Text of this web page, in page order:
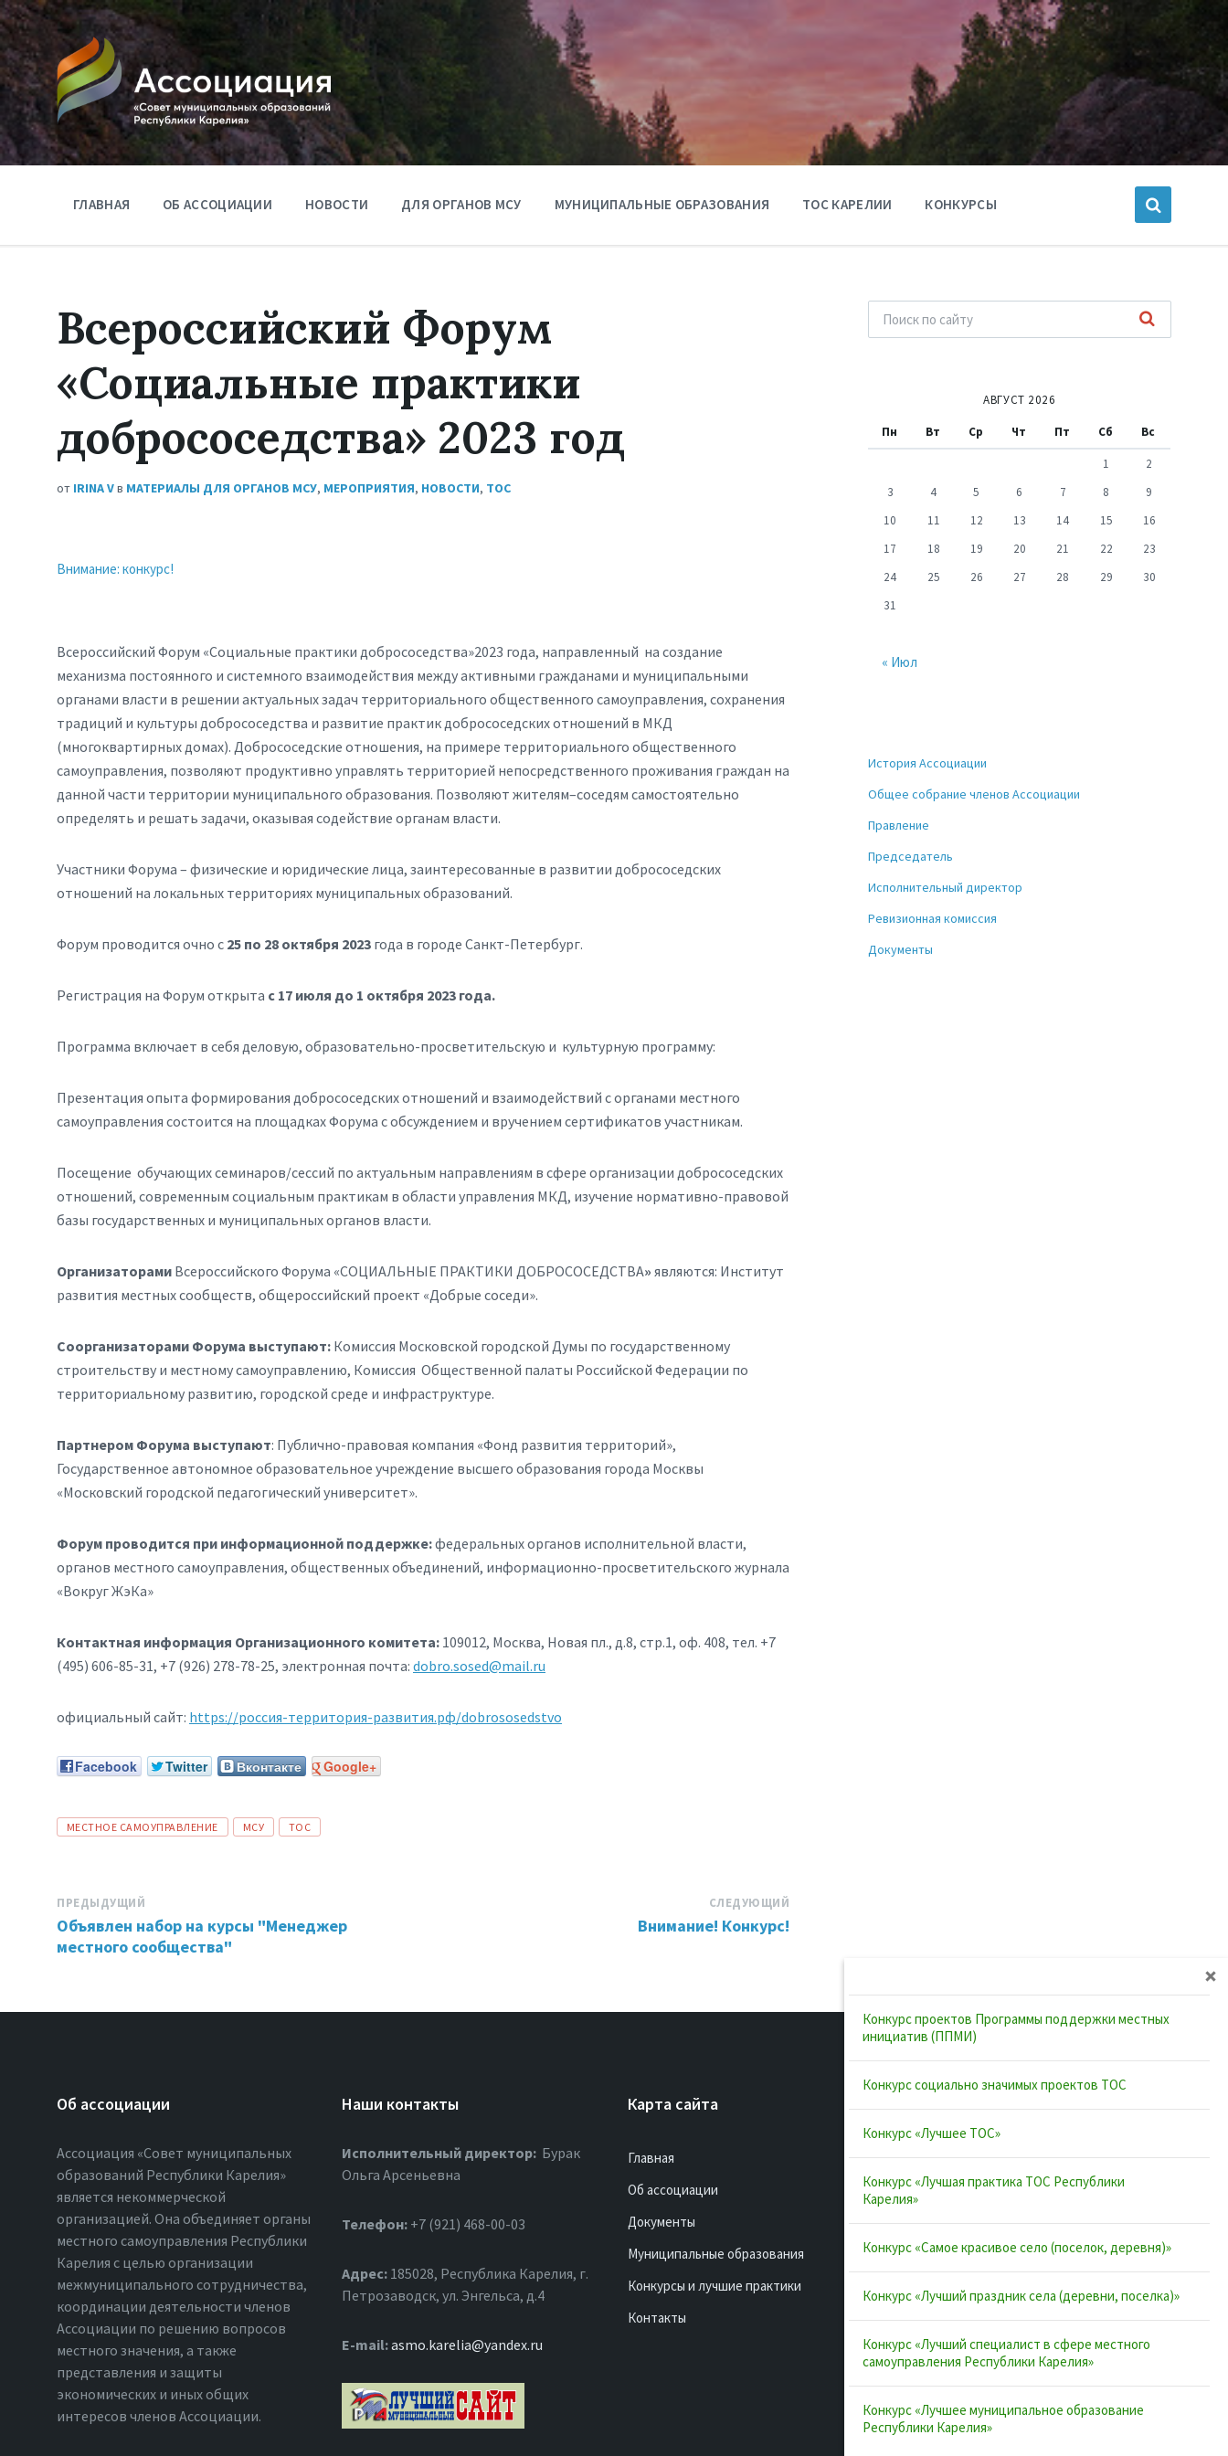
ГЛАВНАЯ ОБ АССОЦИАЦИИ НОВОСТИ ДЛЯ ОРГАНОВ МСУ МУНИЦИПАЛЬНЫЕ ОБРАЗОВАНИЯ ТОС КАРЕЛИИ КОНКУРСЫ
Всероссийский Форум
«Социальные практики
добрососедства» 2023 год
от IRINA Vв МАТЕРИАЛЫ ДЛЯ ОРГАНОВ МСУ, МЕРОПРИЯТИЯ, НОВОСТИ, ТОС
Внимание: конкурс!
Всероссийский Форум «Социальные практики добрососедства»2023 года, направленный на создание
механизма постоянного и системного взаимодействия между активными гражданами и муниципальными
органами власти в решении актуальных задач территориального общественного самоуправления, сохранения
традиций и культуры добрососедства и развитие практик добрососедских отношений в МКД
(многоквартирных домах). Добрососедские отношения, на примере территориального общественного
самоуправления, позволяют продуктивно управлять территорией непосредственного проживания граждан на
данной части территории муниципального образования. Позволяют жителям–соседям самостоятельно
определять и решать задачи, оказывая содействие органам власти.
Участники Форума – физические и юридические лица, заинтересованные в развитии добрососедских
отношений на локальных территориях муниципальных образований.
Форум проводится очно с 25 по 28 октября 2023 года в городе Санкт-Петербург.
Регистрация на Форум открыта с 17 июля до 1 октября 2023 года.
Программа включает в себя деловую, образовательно-просветительскую и культурную программу:
Презентация опыта формирования добрососедских отношений и взаимодействий с органами местного
самоуправления состоится на площадках Форума с обсуждением и вручением сертификатов участникам.
Посещение обучающих семинаров/сессий по актуальным направлениям в сфере организации добрососедских
отношений, современным социальным практикам в области управления МКД, изучение нормативно-правовой
базы государственных и муниципальных органов власти.
Организаторами Всероссийского Форума «СОЦИАЛЬНЫЕ ПРАКТИКИ ДОБРОСОСЕДСТВА» являются: Институт
развития местных сообществ, общероссийский проект «Добрые соседи».
Соорганизаторами Форума выступают: Комиссия Московской городской Думы по государственному
строительству и местному самоуправлению, Комиссия Общественной палаты Российской Федерации по
территориальному развитию, городской среде и инфраструктуре.
Партнером Форума выступают: Публично-правовая компания «Фонд развития территорий»,
Государственное автономное образовательное учреждение высшего образования города Москвы
«Московский городской педагогический университет».
Форум проводится при информационной поддержке:федеральных органов исполнительной власти,
органов местного самоуправления, общественных объединений, информационно-просветительского журнала
«Вокруг ЖэКа»
Контактная информация Организационного комитета: 109012, Москва, Новая пл., д.8, стр.1, оф. 408, тел. +7
(495) 606-85-31, +7 (926) 278-78-25, электронная почта: dobro.sosed@mail.ru
официальный сайт: https://россия-территория-развития.рф/dobrososedstvo
Facebook Twitter Вконтакте Google+
ТЕГИ:
МЕСТНОЕ САМОУПРАВЛЕНИЕ МСУ ТОС
ПРЕДЫДУЩИЙ
Объявлен набор на курсы "Менеджер
местного сообщества"
СЛЕДУЮЩИЙ
Внимание! Конкурс!
АВГУСТ 2026
Пн Вт Ср Чт Пт Сб Вс
1
2
3
4 5 6 7 8
9
10
11 12 13 14 15
16
17
18 19 20 21 22
23
24
25 26 27 28 29
30
31
« Июл
История Ассоциации
Общее собрание членов Ассоциации
Правление
Председатель
Исполнительный директор
Ревизионная комиссия
Документы
Об ассоциации
Ассоциация «Совет муниципальных
образований Республики Карелия»
является некоммерческой
организацией. Она объединяет органы
местного самоуправления Республики
Карелия с целью организации
межмуниципального сотрудничества,
координации деятельности членов
Ассоциации по решению вопросов
местного значения, а также
представления и защиты
экономических и иных общих
интересов членов Ассоциации.
Наши контакты
Исполнительный директор: Бурак
Ольга Арсеньевна
Телефон: +7 (921) 468-00-03
Адрес: 185028, Республика Карелия, г.
Петрозаводск, ул. Энгельса, д.4
Е-mail:asmo.karelia@yandex.ru
Карта сайта
Главная
Об ассоциации
Документы
Муниципальные образования
Конкурсы и лучшие практики
Контакты
Полезные ссылки
Интернет-портал Республики
Карелия
Инициативы Карелии
Комфортная городская среда в
Карелии
Территориальное общественное
самоуправление в Республике
Карелия
ВАРМСУ
ОАТОС
Конкурс проектов Программы поддержки местных
инициатив (ППМИ)
Конкурс социально значимых проектов ТОС
Конкурс «Лучшее ТОС»
Конкурс «Лучшая практика ТОС Республики
Карелия»
Конкурс «Самое красивое село (поселок, деревня)»
Конкурс «Лучший праздник села (деревни, поселка)»
Конкурс «Лучший специалист в сфере местного
самоуправления Республики Карелия»
Конкурс «Лучшее муниципальное образование
Республики Карелия»